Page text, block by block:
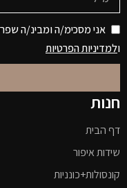
אני מסכימ/ה ומבינ/ה
ולמדיניות הפרטיות
חנות
דף הבית
שידות איפור
קונסולות+כונניות